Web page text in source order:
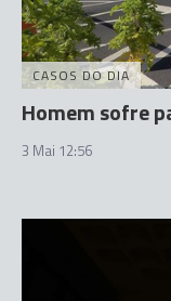
CASOS DO DIA
Homem sofre
3 Mai 12:56